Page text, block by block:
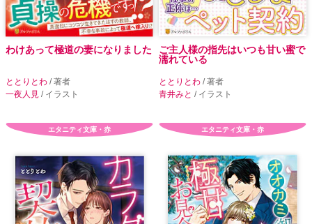
わけあって極道の妻になりました
ととりとわ / 著者
一夜人見 / イラスト
ご主人様の指先はいつも甘い蜜で
濡れている
ととりとわ / 著者
青井みと / イラスト
エタニティ文庫・赤 エタニティ文庫・赤